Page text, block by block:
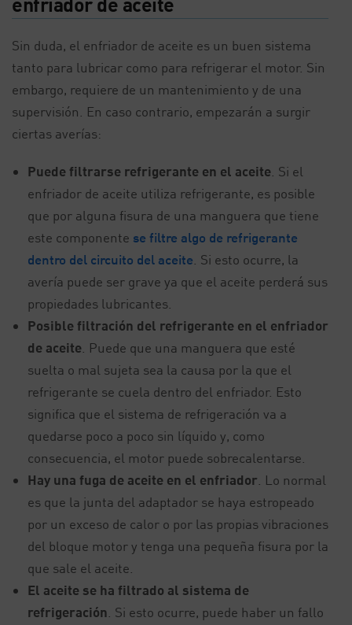
Sin duda, el enfriador de aceite es un buen sistema
tanto para lubricar como para refrigerar el motor. Sin
embargo, requiere de un mantenimiento y de una
supervisión. En caso contrario, empezarán a surgir
ciertas averías:
Puede filtrarse refrigerante en el aceite . Si el
enfriador de aceite utiliza refrigerante, es posible
que por alguna fisura de una manguera que tiene
este componente se filtre algo de refrigerante
dentro del circuito del aceite . Si esto ocurre, la
avería puede ser grave ya que el aceite perderá sus
propiedades lubricantes.
Posible filtración del refrigerante en el enfriador
de aceite . Puede que una manguera que esté
suelta o mal sujeta sea la causa por la que el
refrigerante se cuela dentro del enfriador. Esto
significa que el sistema de refrigeración va a
quedarse poco a poco sin líquido y, como
consecuencia, el motor puede sobrecalentarse.
Hay una fuga de aceite en el enfriador . Lo normal
es que la junta del adaptador se haya estropeado
por un exceso de calor o por las propias vibraciones
del bloque motor y tenga una pequeña fisura por la
que sale el aceite.
El aceite se ha filtrado al sistema de
refrigeración . Si esto ocurre, puede haber un fallo